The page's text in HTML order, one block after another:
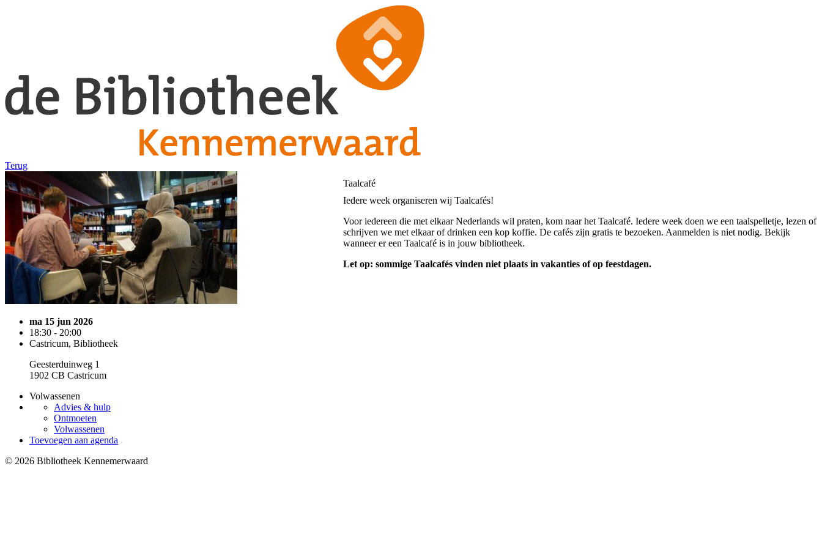
Terug
ma 15 jun 2026
18:30 - 20:00
Castricum, Bibliotheek
Geesterduinweg 1
1902 CB Castricum
Volwassenen
Advies & hulp
Ontmoeten
Volwassenen
Toevoegen aan agenda
Taalcafé
Iedere week organiseren wij Taalcafés!
Voor iedereen die met elkaar Nederlands wil praten, kom naar het Taalcafé. Iedere week doen we een taalspelletje, lezen of
schrijven we met elkaar of drinken een kop koffie. De cafés zijn gratis te bezoeken. Aanmelden is niet nodig. Bekijk
wanneer er een Taalcafé is in jouw bibliotheek.
Let op: sommige Taalcafés vinden niet plaats in vakanties of op feestdagen.
© 2026 Bibliotheek Kennemerwaard